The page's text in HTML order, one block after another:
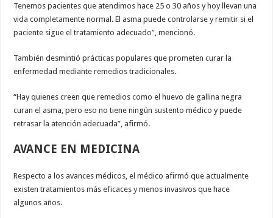
Tenemos pacientes que atendimos hace 25 o 30 años y hoy llevan una
vida completamente normal. El asma puede controlarse y remitir si el
paciente sigue el tratamiento adecuado”, mencionó.
También desmintió prácticas populares que prometen curar la
enfermedad mediante remedios tradicionales.
“Hay quienes creen que remedios como el huevo de gallina negra
curan el asma, pero eso no tiene ningún sustento médico y puede
retrasar la atención adecuada”, afirmó.
AVANCE EN MEDICINA
Respecto a los avances médicos, el médico afirmó que actualmente
existen tratamientos más eficaces y menos invasivos que hace
algunos años.